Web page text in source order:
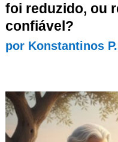
foi reduzido, ou
confiável?
por Konstantinos P.